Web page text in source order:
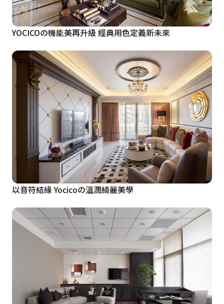
YOCICOの機能美再升級 經典用色定義新未來
以音符結緣 Yocicoの溫潤綺麗美學